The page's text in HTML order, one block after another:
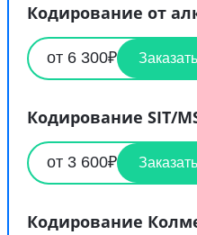
Кодирование от
от 6 300₽ Заказать
Кодирование SIT/
от 3 600₽ Заказать
Кодирование